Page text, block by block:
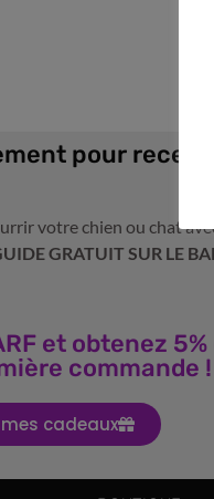
pour
votre chien ou chat
GRATUIT SUR LE
et obtenez 5%
commande !
cadeaux